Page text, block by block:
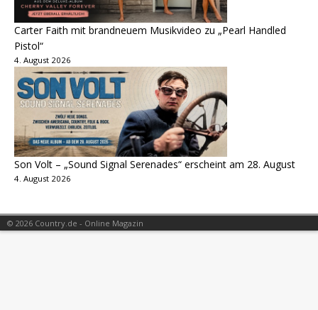
Carter Faith mit brandneuem Musikvideo zu „Pearl Handled
Pistol“
4. August 2026
Son Volt – „Sound Signal Serenades“ erscheint am 28. August
4. August 2026
© 2026 Country.de - Online Magazin